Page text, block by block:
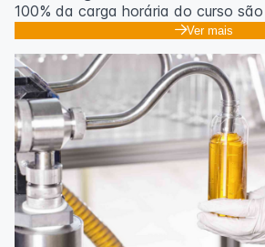
100% da carga horária do curso
ou tablet.
Outras informações
O curso pode sofrer alteração de
inscritos serão avisados
O IPETEC reserva-se o direito de
caso não atinja o número mínimo de
Professor(a):
Gabriel Damasceno
Ver mais